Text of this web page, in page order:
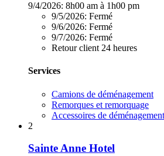
9/4/2026: 8h00 am à 1h00 pm
9/5/2026: Fermé
9/6/2026: Fermé
9/7/2026: Fermé
Retour client 24 heures
Services
Camions de déménagement
Remorques et remorquage
Accessoires de déménagement
2
Sainte Anne Hotel